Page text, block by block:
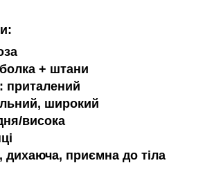
+ штани
приталений
широкий
висока
дихаюча, приємна до тіла